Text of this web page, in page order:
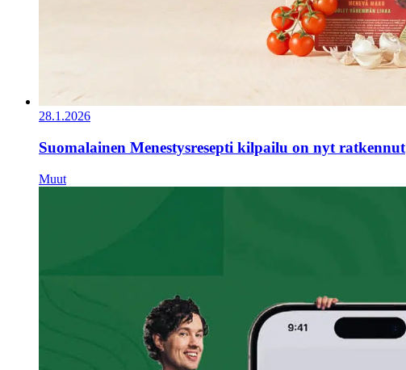
28.1.2026
Suomalainen Menestysresepti kilpailu on nyt ratkennut
Muut